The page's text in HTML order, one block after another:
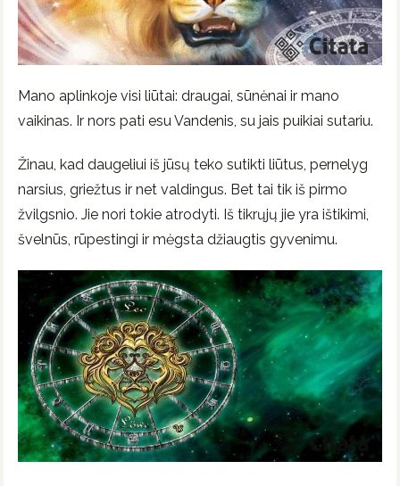
Mano aplinkoje visi liūtai: draugai, sūnėnai ir mano
vaikinas. Ir nors pati esu Vandenis, su jais puikiai sutariu.
Žinau, kad daugeliui iš jūsų teko sutikti liūtus, pernelyg
narsius, griežtus ir net valdingus. Bet tai tik iš pirmo
žvilgsnio. Jie nori tokie atrodyti. Iš tikrųjų jie yra ištikimi,
švelnūs, rūpestingi ir mėgsta džiaugtis gyvenimu.